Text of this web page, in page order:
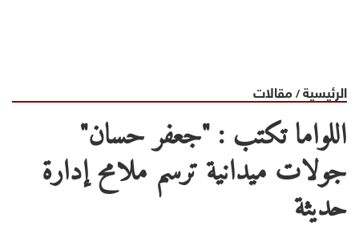
الرئيسية/مقالات
اللواما تكتب : "جعفر حسان"
جولات ميدانية ترسم ملامح إدارة
حديثة